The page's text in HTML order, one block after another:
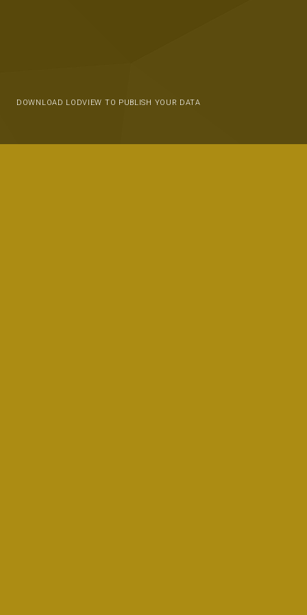
DOWNLOAD LODVIEW TO PUBLISH YOUR DATA